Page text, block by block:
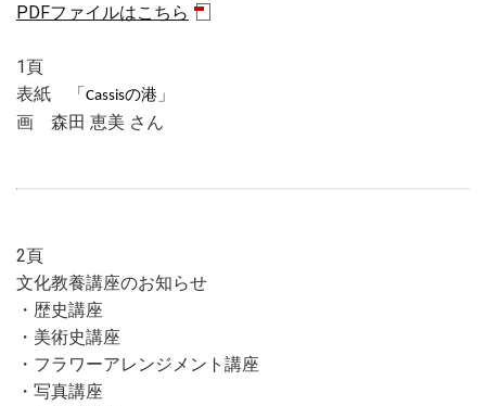
PDFファイルはこちら
1頁
表紙 「Cassisの港 」
画 森田 恵美 さん
2頁
文化教養講座のお知らせ
・歴史講座
・美術史講座
・フラワーアレンジメント講座
・写真講座